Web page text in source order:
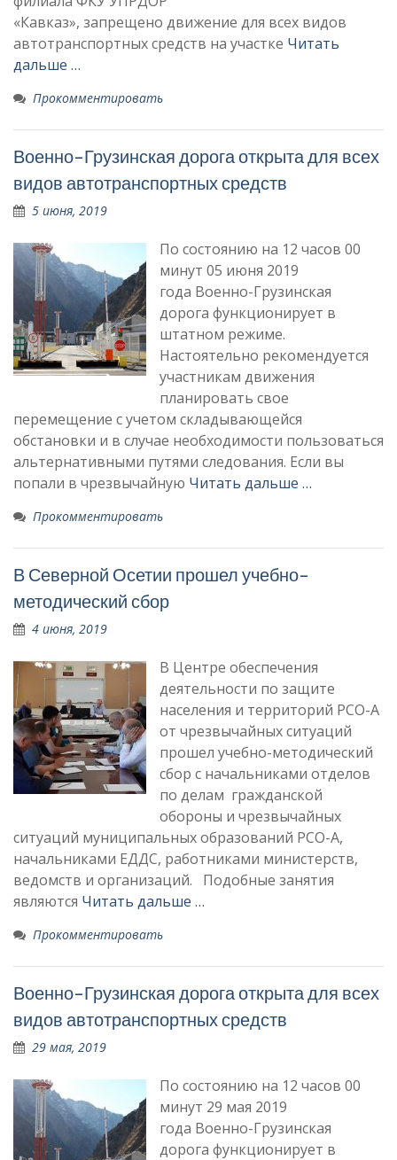
«Кавказ», запрещено движение для всех видов
автотранспортных средств на участке Читать
дальше …
Прокомментировать
Военно-Грузинская дорога открыта для всех
видов автотранспортных средств
5 июня, 2019
По состоянию на 12 часов 00
минут 05 июня 2019
года Военно-Грузинская
дорога функционирует в
штатном режиме.
Настоятельно рекомендуется
участникам движения
планировать свое
перемещение с учетом складывающейся
обстановки и в случае необходимости пользоваться
альтернативными путями следования. Если вы
попали в чрезвычайную Читать дальше …
Прокомментировать
В Северной Осетии прошел учебно-
методический сбор
4 июня, 2019
В Центре обеспечения
деятельности по защите
населения и территорий РСО-А
от чрезвычайных ситуаций
прошел учебно-методический
сбор с начальниками отделов
по делам гражданской
обороны и чрезвычайных
ситуаций муниципальных образований РСО-А,
начальниками ЕДДС, работниками министерств,
ведомств и организаций. Подобные занятия
являются Читать дальше …
Прокомментировать
Военно-Грузинская дорога открыта для всех
видов автотранспортных средств
29 мая, 2019
По состоянию на 12 часов 00
минут 29 мая 2019
года Военно-Грузинская
дорога функционирует в